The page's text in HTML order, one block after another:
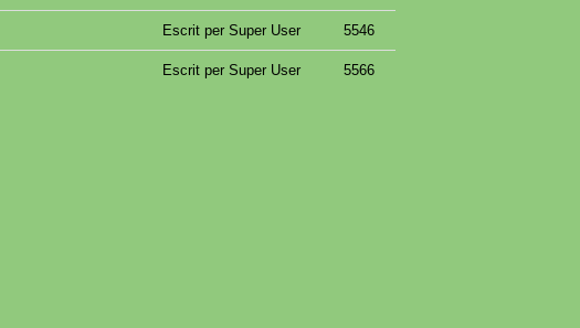
Escrit per Super User 5546
Escrit per Super User 5566